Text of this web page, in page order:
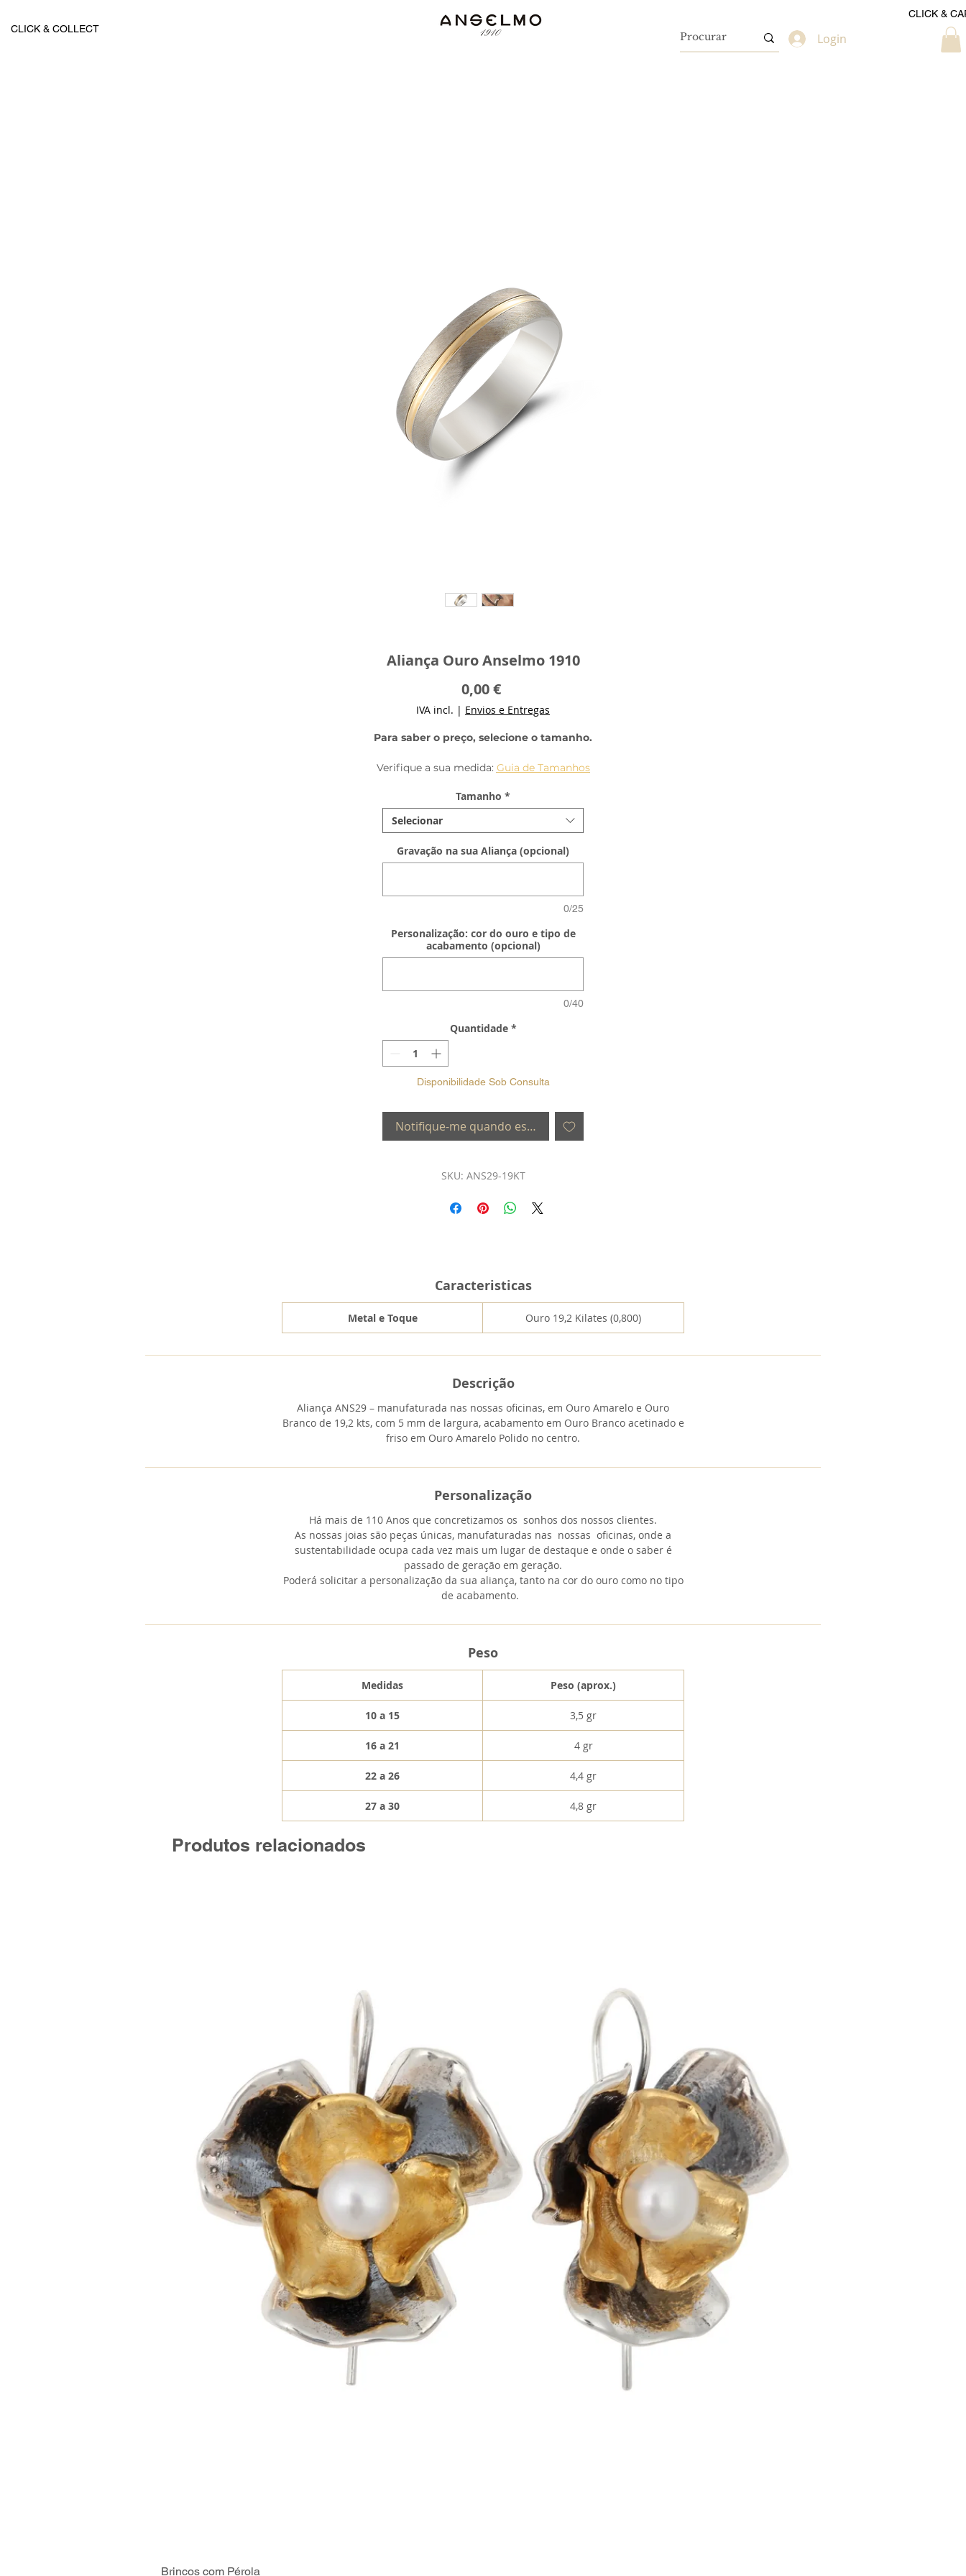
CLICK & COLLECT
CLICK &
Login
Aliança Ouro Anselmo 1910
0,00 €Preço
IVA incl. | Envios e Entregas
Para saber o preço, selecione o tamanho.
Verifique a sua medida: Guia de Tamanhos
Tamanho *
Selecionar
Gravação na sua Aliança (opcional)
0/25
Personalização: cor do ouro e tipo de
acabamento (opcional)
0/40
Quantidade *
Disponibilidade Sob Consulta
Notifique-me quando estiver disponível
SKU: ANS29-19KT
Caracteristicas
Metal e Toque Ouro 19,2 Kilates (0,800)
Descrição
Aliança ANS29 – manufaturada nas nossas oficinas, em Ouro Amarelo e Ouro
Branco de 19,2 kts, com 5 mm de largura, acabamento em Ouro Branco acetinado e
friso em Ouro Amarelo Polido no centro.
Personalização
Há mais de 110 Anos que concretizamos os sonhos dos nossos clientes.
​As nossas joias são peças únicas, manufaturadas nas nossas oficinas, onde a
sustentabilidade ocupa cada vez mais um lugar de destaque e onde o saber é
passado de geração em geração.
​Poderá solicitar a personalização da sua aliança, tanto na cor do ouro como no tipo
de acabamento.
Peso
Medidas Peso (aprox.)
10 a 15 3,5 gr
16 a 21 4 gr
22 a 26 4,4 gr
27 a 30 4,8 gr
Produtos relacionados
Brincos com Pérola